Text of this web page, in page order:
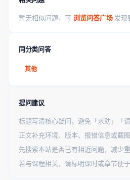
暂无相似问题，可 浏览问答广场 发现
同分类问答
其他
提问建议
标题写清核心疑问，避免「求助」「
正文补充环境、版本、报错信息或截图
先搜索本站是否已有相近问题，减少
若与课程相关，请标明课时或章节便